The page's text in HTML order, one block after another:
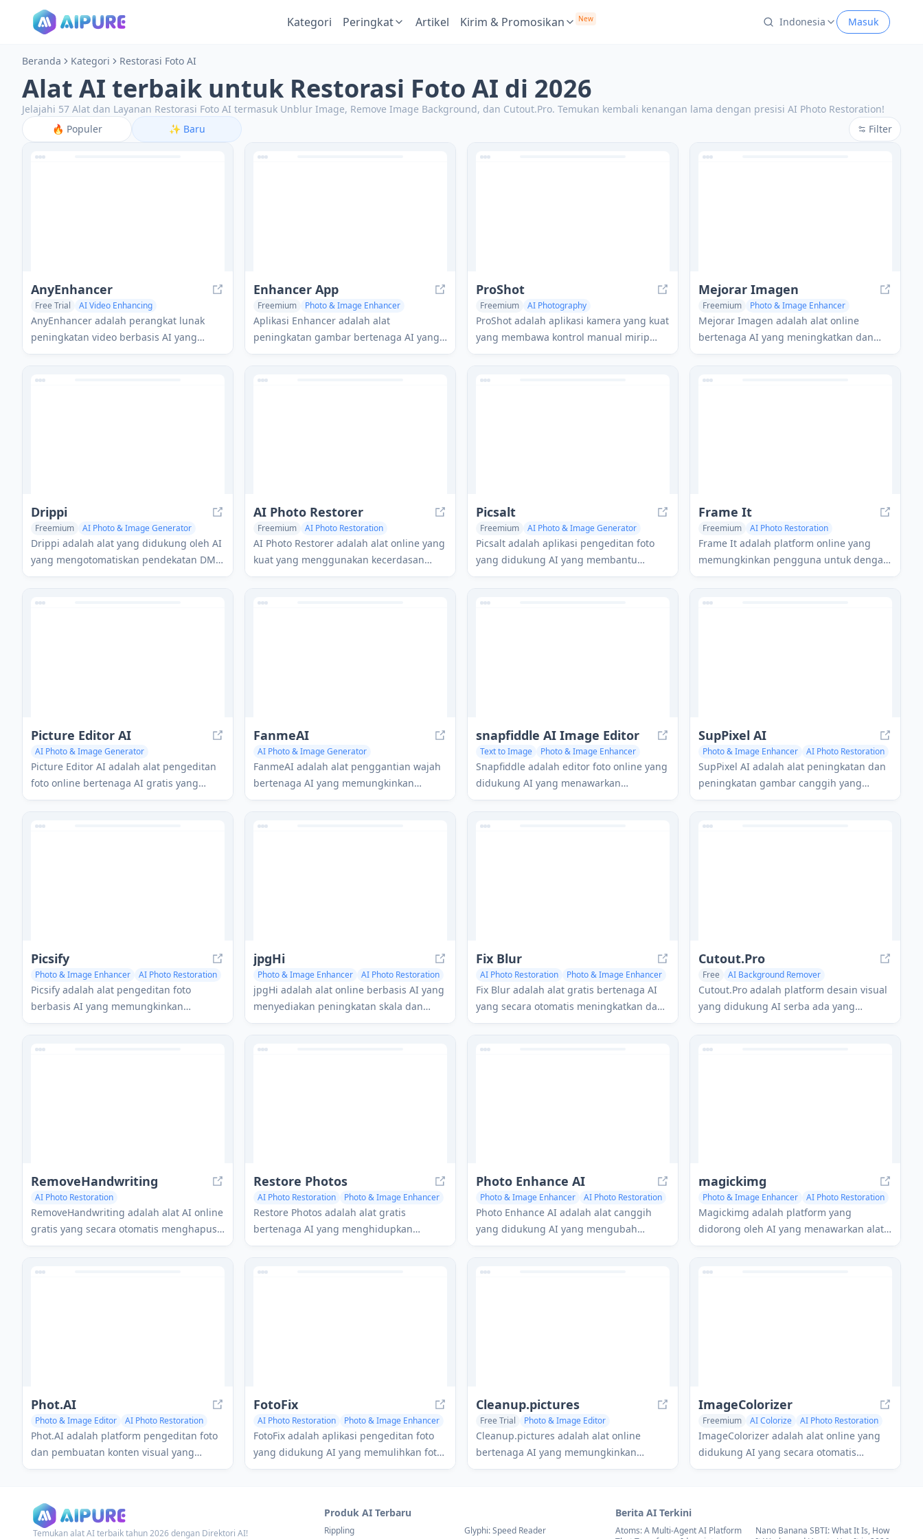
Kategori Peringkat Artikel Kirim & Promosikan New Indonesia Masuk
Beranda Kategori Restorasi Foto AI
Alat AI terbaik untuk Restorasi Foto AI di 2026
Jelajahi 57 Alat dan Layanan Restorasi Foto AI termasuk Unblur Image, Remove Image Background, dan Cutout.Pro. Temukan kembali kenangan lama dengan presisi AI Photo Restoration!
🔥 Populer ✨ Baru Filter
AnyEnhancer
Free Trial
AI Video Enhancing
Photo & Image Enhancer
AI Photo Restoration
AnyEnhancer adalah perangkat lunak
peningkatan video berbasis AI yang
mengubah video berkualitas rendah
kemampuan peningkatan, pengurangan
Enhancer App
Freemium
Photo & Image Enhancer
AI Photo Restoration
AI Photography
Aplikasi Enhancer adalah alat
peningkatan gambar bertenaga AI yang
segera meningkatkan kualitas foto,
ProShot
Freemium
AI Photography
AI Photo Restoration
ProShot adalah aplikasi kamera yang kuat
yang membawa kontrol manual mirip
DSLR dan fitur profesional ke fotografi
Mejorar Imagen
Freemium
Photo & Image Enhancer
AI Photo Restoration
AI Image Recognition
Mejorar Imagen adalah alat online
bertenaga AI yang meningkatkan dan
memperbesar gambar hingga 10x dan
Drippi
Freemium
AI Photo & Image Generator
Photo & Image Editor
AI Photo Restoration
Drippi adalah alat yang didukung oleh AI
yang mengotomatiskan pendekatan DM
Twitter yang sangat dipersonalisasi,
AI Photo Restorer
Freemium AI Photo Restoration
AI Photo Restorer adalah alat online yang
kuat yang menggunakan kecerdasan
buatan untuk memulihkan dan
Picsalt
Freemium
AI Photo & Image Generator
AI Selfie & Portrait
AI Photo Restoration
Picsalt adalah aplikasi pengeditan foto
yang didukung AI yang membantu
pengguna membuat foto berkualitas
Frame It
Freemium
AI Photo Restoration
AI Image Recognition
Frame It adalah platform online yang
memungkinkan pengguna untuk dengan
mudah mengunggah foto, memilih
Picture Editor AI
AI Photo & Image Generator
Photo & Image Enhancer
Photo & Image Editor
Picture Editor AI adalah alat pengeditan
foto online bertenaga AI gratis yang
menawarkan fitur seperti peningkatan,
pengasahan.
FanmeAI
AI Photo & Image Generator
Photo & Image Editor
AI Face Swap Generator
FanmeAI adalah alat penggantian wajah
bertenaga AI yang memungkinkan
pengguna untuk menukar wajah mereka
snapfiddle AI Image Editor
Text to Image
Photo & Image Enhancer
Photo & Image Editor
Snapfiddle adalah editor foto online yang
didukung AI yang menawarkan
kemampuan pengeditan canggih seperti
gambar, dan pengeditan yang dihasilkan
SupPixel AI
Photo & Image Enhancer AI Photo Restoration
SupPixel AI adalah alat peningkatan dan
peningkatan gambar canggih yang
menggunakan teknologi AI mutakhir
kualitas foto dengan presisi dan realisme
Picsify
Photo & Image Enhancer AI Photo Restoration
Picsify adalah alat pengeditan foto
berbasis AI yang memungkinkan
pengguna untuk memulihkan foto lama,
rendah, dan menambahkan efek kreatif
jpgHi
Photo & Image Enhancer AI Photo Restoration
jpgHi adalah alat online berbasis AI yang
menyediakan peningkatan skala dan
peningkatan gambar tanpa kehilangan
tekstur yang ekstrem.
Fix Blur
AI Photo Restoration Photo & Image Enhancer
Fix Blur adalah alat gratis bertenaga AI
yang secara otomatis meningkatkan dan
mempertajam foto kabur, terutama
hitungan detik.
Cutout.Pro
Free
AI Background Remover
AI Photo Restoration
Cutout.Pro adalah platform desain visual
yang didukung AI serba ada yang
menawarkan alat penghapusan latar
pembuatan konten.
RemoveHandwriting
AI Photo Restoration
RemoveHandwriting adalah alat AI online
gratis yang secara otomatis menghapus
anotasi tulisan tangan dari gambar dan
dokumen asli.
Restore Photos
AI Photo Restoration Photo & Image Enhancer
Restore Photos adalah alat gratis
bertenaga AI yang menghidupkan
kembali foto-foto lama, rusak, dan kabur,
peningkatan wajah, dan penghapusan
Photo Enhance AI
Photo & Image Enhancer AI Photo Restoration
Photo Enhance AI adalah alat canggih
yang didukung AI yang mengubah
gambar berkualitas rendah menjadi foto
fitur seperti perbesaran, pemulihan
magickimg
Photo & Image Enhancer AI Photo Restoration
Magickimg adalah platform yang
didorong oleh AI yang menawarkan alat
pemulihan, pengeditan, dan peningkatan
teknologi pembelajaran mendalam.
Phot.AI
Photo & Image Editor AI Photo Restoration
Phot.AI adalah platform pengeditan foto
dan pembuatan konten visual yang
didukung AI serba ada yang menawarkan
pembuatan, dan manipulasi gambar.
FotoFix
AI Photo Restoration Photo & Image Enhancer
FotoFix adalah aplikasi pengeditan foto
yang didukung AI yang memulihkan foto
lama yang rusak dan meningkatkan
Cleanup.pictures
Free Trial
Photo & Image Editor
AI Photo Restoration
Cleanup.pictures adalah alat online
bertenaga AI yang memungkinkan
pengguna untuk dengan mudah
ImageColorizer
Freemium AI Colorize AI Photo Restoration
ImageColorizer adalah alat online yang
didukung AI yang secara otomatis
mewarnai, memulihkan, meningkatkan,
Temukan alat AI terbaik tahun 2026 dengan Direktori AI!
Produk AI Terbaru
Rippling Glyphi: Speed Reader
Berita AI Terkini
Atoms: A Multi-Agent AI Platform
Nano Banana SBTI: What It Is, How